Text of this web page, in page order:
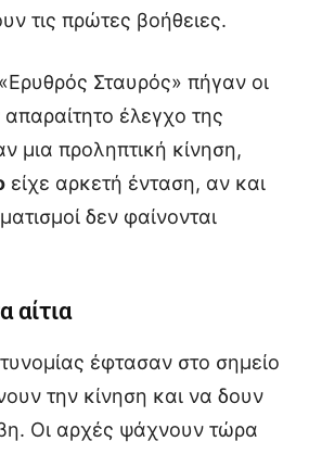
τις πρώτες βοήθειες.
Σταυρός» πήγαν οι
απαραίτητο έλεγχο της
μια προληπτική κίνηση,
είχε αρκετή ένταση, αν και
δεν φαίνονται
αίτια
έφτασαν στο σημείο
την κίνηση και να δουν
Οι αρχές ψάχνουν τώρα